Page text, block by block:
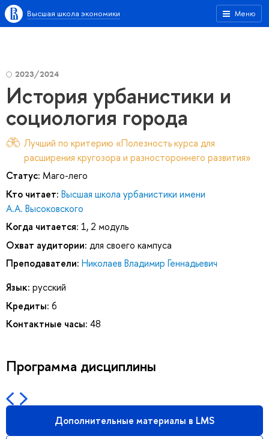
Меню
Высшая школа экономики
2023/2024
История урбанистики и
социология города
Лучший по критерию «Полезность курса для
расширения кругозора и разностороннего развития»
Статус: Маго-лего
Кто читает: Высшая школа урбанистики имени
А.А. Высоковского
Когда читается: 1, 2 модуль
Охват аудитории: для своего кампуса
Преподаватели: Николаев Владимир Геннадьевич
Язык: русский
Кредиты: 6
Контактные часы: 48
Программа дисциплины
Дополнительные материалы в LMS